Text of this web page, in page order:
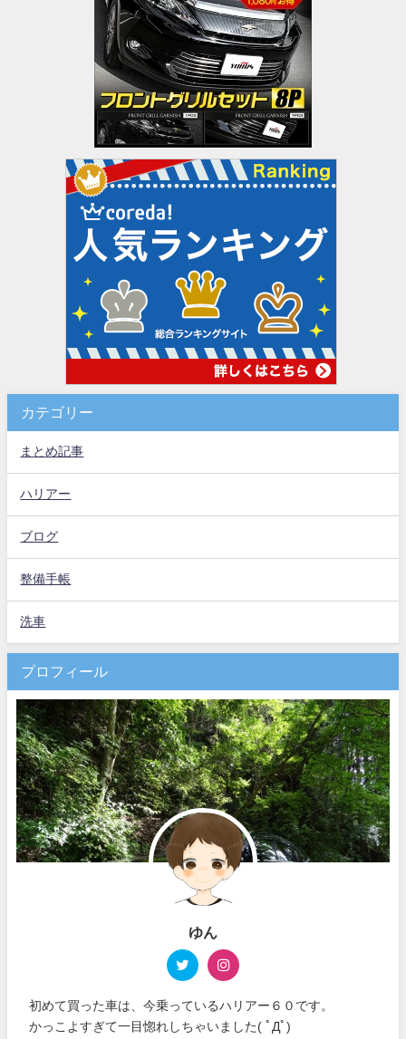
カテゴリー
まとめ記事
ハリアー
ブログ
整備手帳
洗車
プロフィール
ゆん
初めて買った車は、今乗っているハリアー６０です。
かっこよすぎて一目惚れしちゃいました( ﾟДﾟ)